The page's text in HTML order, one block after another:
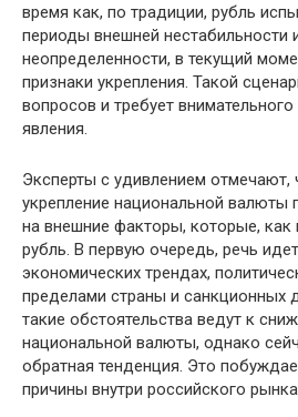
время как, по традиции, рубль
периоды внешней нестабильности
неопределенности, в текущий
признаки укрепления. Такой
вопросов и требует
явления.
Эксперты с удивлением отмечают,
укрепление национальной валюты
на внешние факторы, которые, как
рубль. В первую очередь, речь
экономических трендах,
пределами страны и санкционных
такие обстоятельства ведут к
национальной валюты, однако
обратная тенденция. Это
причины внутри российского